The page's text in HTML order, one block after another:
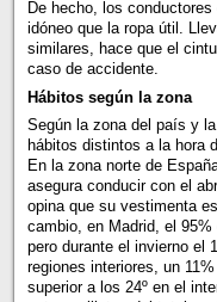
De hecho, los
idóneo que la ropa útil.
similares, hace que el
caso de accidente.
Hábitos según la zona
Según la zona del país y
hábitos distintos a la hora
En la zona norte de
asegura conducir con el
opina que su vestimenta
cambio, en Madrid, el
pero durante el invierno el
regiones interiores, un
superior a los 24º en el